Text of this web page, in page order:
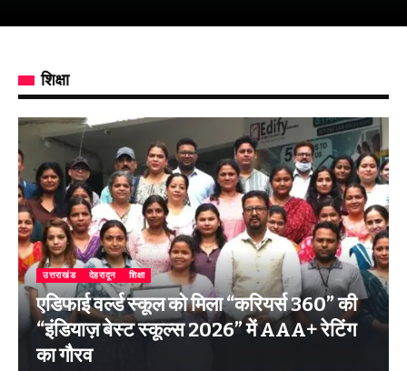
शिक्षा
उत्तराखंड देहरादून शिक्षा
एडिफाई वर्ल्ड स्कूल को मिला “करियर्स 360” की
“इंडियाज़ बेस्ट स्कूल्स 2026” में AAA+ रेटिंग
का गौरव